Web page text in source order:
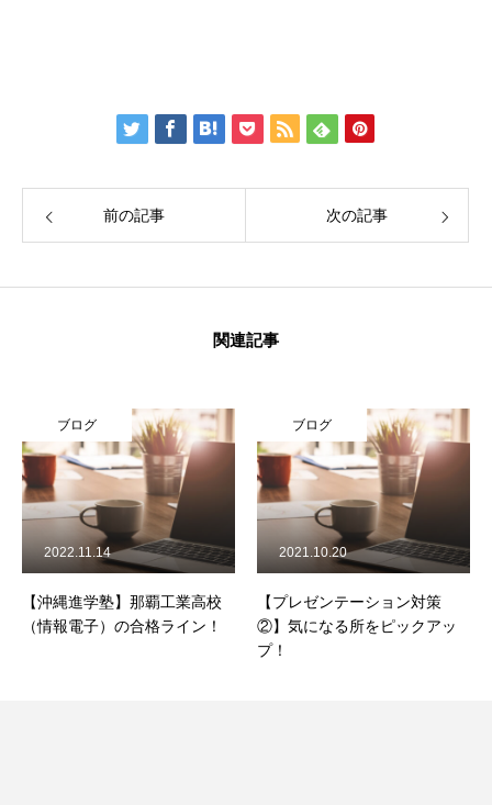
前の記事 次の記事
関連記事
ブログ
【沖縄進学塾】那覇工業高校
（情報電子）の合格ライン！
2022.11.14
ブログ
【プレゼンテーション対策
②】気になる所をピックアッ
プ！
2021.10.20